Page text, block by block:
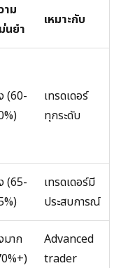
าม
นยำ
เหมาะกับ
(60-
เทรดเดอร์
ทุกระดับ
(65-
เทรดเดอร์มี
ประสบการณ์
มาก
Advanced
trader